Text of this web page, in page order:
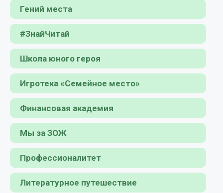
Гений места
#ЗнайЧитай
Школа юного героя
Игротека «Семейное место»
Финансовая академия
Мы за ЗОЖ
Профессионалитет
Литературное путешествие